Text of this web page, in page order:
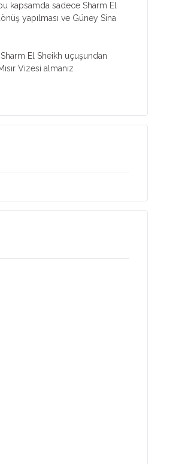
kapsamda sadece Sharm El
yapılması ve Güney Sina
El Sheikh uçuşundan
Vizesi almanız